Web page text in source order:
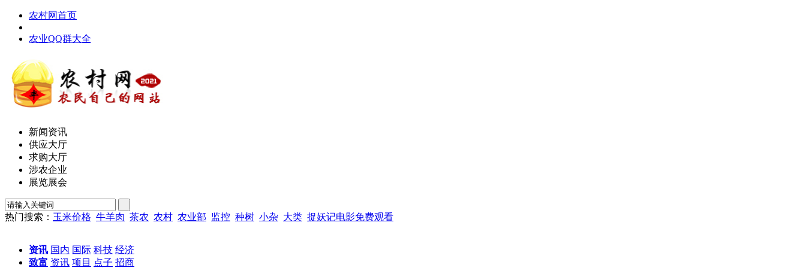
农村网首页
农业QQ群大全
新闻资讯
供应大厅
求购大厅
涉农企业
展览展会
热门搜索： 玉米价格 牛羊肉 茶农 农村 农业部 监控 种树 小杂 大类 捉妖记电影免费观看
资讯 国内 国际 科技 经济
致富 资讯 项目 点子 招商